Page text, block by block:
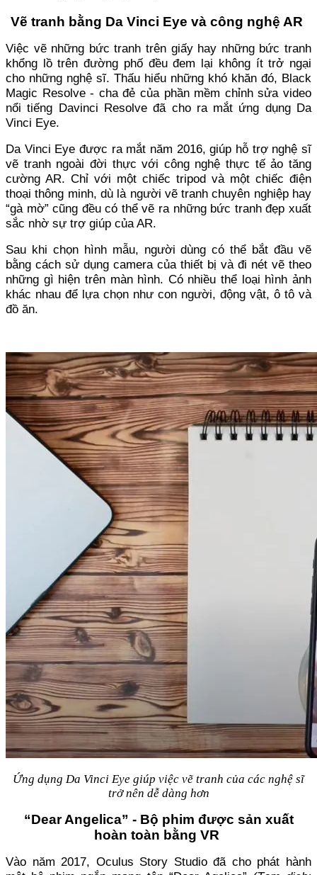
Vẽ tranh bằng Da Vinci Eye và công nghệ AR
Việc vẽ những bức tranh trên giấy hay những bức tranh
khổng lồ trên đường phố đều đem lại không ít trở ngại
cho những nghệ sĩ. Thấu hiểu những khó khăn đó, Black
Magic Resolve - cha đẻ của phần mềm chỉnh sửa video
nổi tiếng Davinci Resolve đã cho ra mắt ứng dụng Da
Vinci Eye.
Da Vinci Eye được ra mắt năm 2016, giúp hỗ trợ nghệ sĩ
vẽ tranh ngoài đời thực với công nghệ thực tế ảo tăng
cường AR. Chỉ với một chiếc tripod và một chiếc điện
thoại thông minh, dù là người vẽ tranh chuyên nghiệp hay
“gà mờ” cũng đều có thể vẽ ra những bức tranh đẹp xuất
sắc nhờ sự trợ giúp của AR.
Sau khi chọn hình mẫu, người dùng có thể bắt đầu vẽ
bằng cách sử dụng camera của thiết bị và đi nét vẽ theo
những gì hiện trên màn hình. Có nhiều thể loại hình ảnh
khác nhau để lựa chọn như con người, động vật, ô tô và
đồ ăn.
Ứng dụng Da Vinci Eye giúp việc vẽ tranh của các nghệ sĩ
trở nên dễ dàng hơn
“Dear Angelica” - Bộ phim được sản xuất
hoàn toàn bằng VR
Vào năm 2017, Oculus Story Studio đã cho phát hành